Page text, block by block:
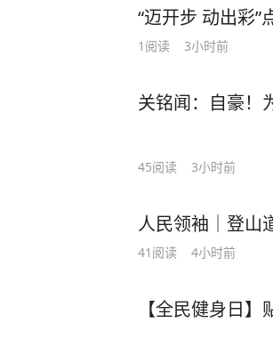
“迈开步 动出彩”
1 阅读 3小时前
关铭闻：自豪！
45阅读 3小时前
人民领袖｜登山
41 阅读 4小时前
【全民健身日